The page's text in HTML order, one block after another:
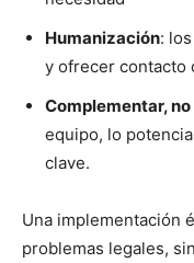
Humanización:
y ofrecer contacto
Complementar,
equipo, lo
clave.
Una implementación
problemas legales,